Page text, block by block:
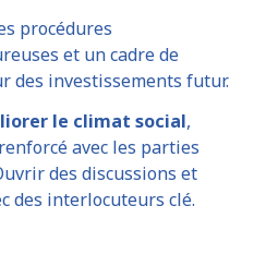
procédures
et un cadre de
des investissements futur.
le climat social,
avec les parties
des discussions et
des interlocuteurs clé.